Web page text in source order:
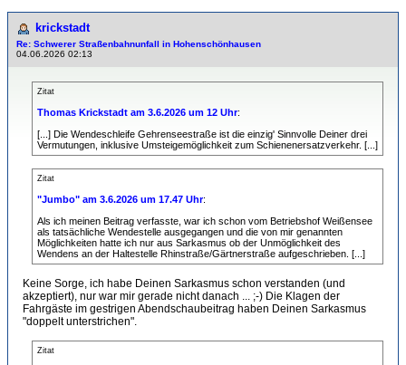
krickstadt
Re: Schwerer Straßenbahnunfall in Hohenschönhausen
04.06.2026 02:13
Zitat
Thomas Krickstadt am 3.6.2026 um 12 Uhr:
[...] Die Wendeschleife Gehrenseestraße ist die einzig' Sinnvolle Deiner drei
Vermutungen, inklusive Umsteigemöglichkeit zum Schienenersatzverkehr. [...]
Zitat
"Jumbo" am 3.6.2026 um 17.47 Uhr:
Als ich meinen Beitrag verfasste, war ich schon vom Betriebshof Weißensee
als tatsächliche Wendestelle ausgegangen und die von mir genannten
Möglichkeiten hatte ich nur aus Sarkasmus ob der Unmöglichkeit des
Wendens an der Haltestelle Rhinstraße/Gärtnerstraße aufgeschrieben. [...]
Keine Sorge, ich habe Deinen Sarkasmus schon verstanden (und
akzeptiert), nur war mir gerade nicht danach ... ;-) Die Klagen der
Fahrgäste im gestrigen Abendschaubeitrag haben Deinen Sarkasmus
"doppelt unterstrichen".
Zitat